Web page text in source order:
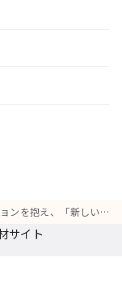
新しいチャレンジにワクワクする」様子
サイト